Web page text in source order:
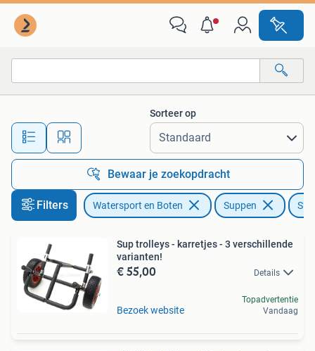
Alle afstanden…
Sorteer op
Bewaar je zoekopdracht
Filters Watersport en Boten Suppen
Sup trolleys - karretjes - 3 verschillende
varianten!
€ 55,00 Details
Bezoek website
Topadvertentie
Vandaag